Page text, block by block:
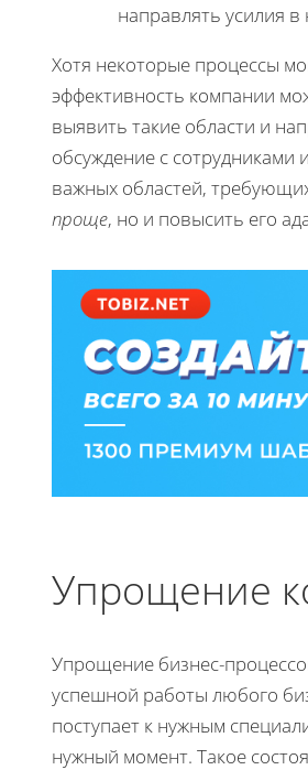
направлять усилия в
Хотя некоторые процессы
эффективность компании
выявить такие области и
обсуждение с
важных областей,
проще, но и повысить его
Упрощение
Упрощение бизнес-
успешной работы любого
поступает к нужным
нужный момент. Такое